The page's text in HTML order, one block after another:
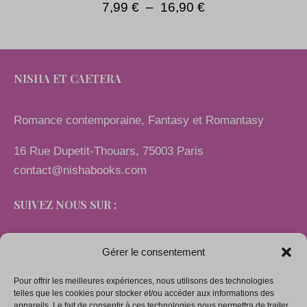
Gérer le consentement
Pour offrir les meilleures expériences, nous utilisons des technologies
telles que les cookies pour stocker et/ou accéder aux informations des
7,99 € – 16,90 €
NISHA ET CAETERA
Romance contemporaine, Fantasy et Romantasy
16 Rue Dupetit-Thouars, 75003 Paris
contact@nishabooks.com
SUIVEZ NOUS SUR :
LIENS